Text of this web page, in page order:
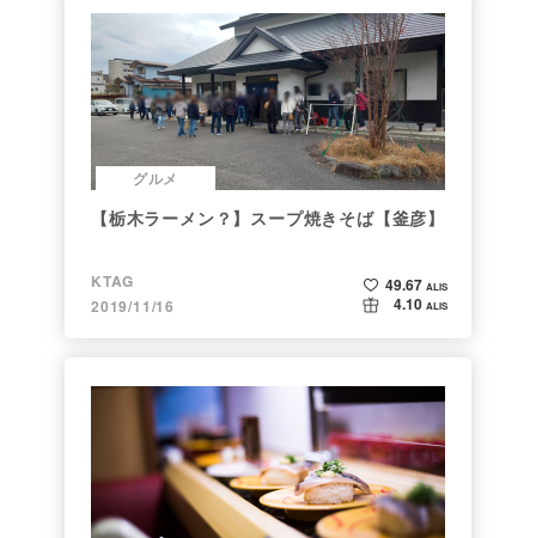
グルメ
【栃木ラーメン？】スープ焼きそば【釜彦】
KTAG
2019/11/16
49.67 ALIS
4.10 ALIS